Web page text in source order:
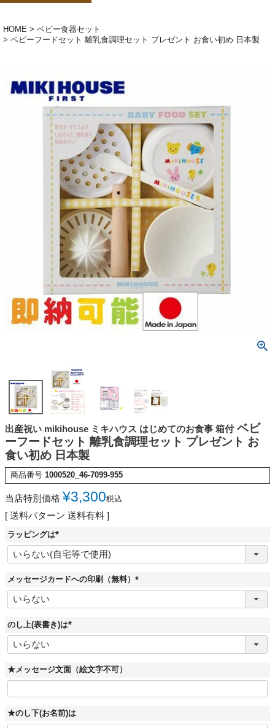
HOME
ベビー食器セット
ベビーフードセット 離乳食調理セット プレゼント お食い初め 日本製
出産祝い mikihouse ミキハウス はじめてのお食事 箱付 ベビ
ーフードセット 離乳食調理セット プレゼント お
食い初め 日本製
商品番号 1000520_46-7099-955
当店特別価格 ¥3,300税込
送料パターン 送料有料
ラッピングは
(
必
須
メッセージカードへの印刷（無料）
(
須
のし上(表書き)は
(
須
)
★メッセージ文面（絵文字不可）
★のし下(お名前)は